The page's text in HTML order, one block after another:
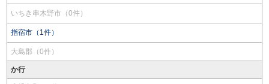
いちき串木野市（0件）
指宿市（1件）
大島郡（0件）
か行